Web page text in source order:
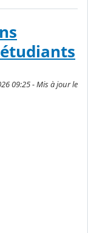
09:25 - Mis à jour le